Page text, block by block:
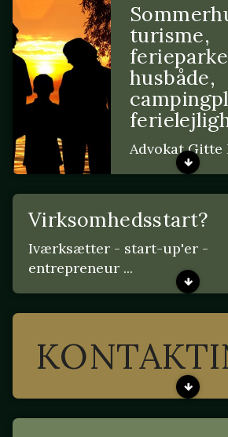
turisme,
husbåde,
Advokat Gitte
Virksomhedsstart?
Iværksætter - start-up'er -
entrepreneur ...